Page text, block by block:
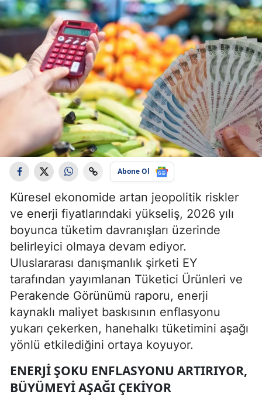
Abone Ol
Küresel ekonomide artan jeopolitik riskler
ve enerji fiyatlarındaki yükseliş, 2026 yılı
boyunca tüketim davranışları üzerinde
belirleyici olmaya devam ediyor.
Uluslararası danışmanlık şirketi EY
tarafından yayımlanan Tüketici Ürünleri ve
Perakende Görünümü raporu, enerji
kaynaklı maliyet baskısının enflasyonu
yukarı çekerken, hanehalkı tüketimini aşağı
yönlü etkilediğini ortaya koyuyor.
ENERJI ŞOKU ENFLASYONU ARTIRIYOR,
BÜYÜMEYI AŞAĞI ÇEKIYOR